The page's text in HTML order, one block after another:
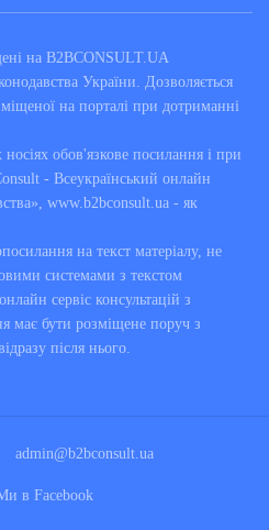
на B2BCONSULT.UA
України. Дозволяється
на порталі при дотриманні
обов'язкове посилання і при
- Всеукраїнський онлайн
www.b2bconsult.ua - як
на текст матеріалу, не
системами з текстом
сервіс консультацій з
має бути розміщене поруч з
після нього.
admin@b2bconsult.ua
в Facebook